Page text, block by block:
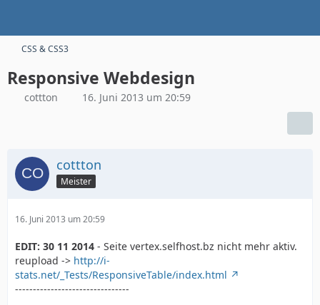
CSS & CSS3
Responsive Webdesign
cottton 16. Juni 2013 um 20:59
cottton
Meister
16. Juni 2013 um 20:59
EDIT: 30 11 2014 - Seite vertex.selfhost.bz nicht mehr aktiv.
reupload -> http://i-
stats.net/_Tests/ResponsiveTable/index.html
--------------------------------